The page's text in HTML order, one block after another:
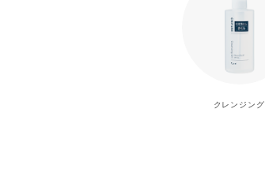
クレンジング